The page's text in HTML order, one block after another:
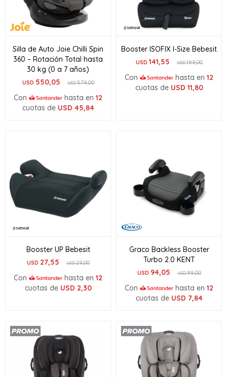
Silla de Auto Joie Chilli Spin
360 – Rotación Total hasta
30 kg (0 a 7 años)
USD 550,05 USD579,00
Con hasta en 12
cuotas de USD 45,84
Booster ISOFIX I-Size Bebesit
USD 141,55 USD199,00
Con hasta en 12
cuotas de USD 11,80
Booster UP Bebesit
USD 27,55 USD29,00
Con hasta en 12
cuotas de USD 2,30
Graco Backless Booster
Turbo 2.0 KENT
USD 94,05 USD99,00
Con hasta en 12
cuotas de USD 7,84